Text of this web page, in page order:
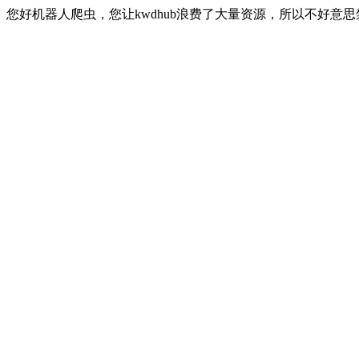
您好机器人爬虫，您让kwdhub浪费了大量资源，所以不好意思